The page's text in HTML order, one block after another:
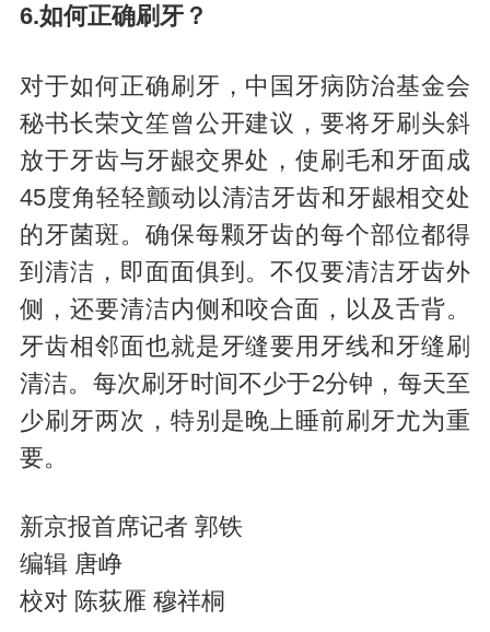
6.如何正确刷牙？
对于如何正确刷牙，中国牙病防治基金会
秘书长荣文笙曾公开建议，要将牙刷头斜
放于牙齿与牙龈交界处，使刷毛和牙面成
45度角轻轻颤动以清洁牙齿和牙龈相交处
的牙菌斑。确保每颗牙齿的每个部位都得
到清洁，即面面俱到。不仅要清洁牙齿外
侧，还要清洁内侧和咬合面，以及舌背。
牙齿相邻面也就是牙缝要用牙线和牙缝刷
清洁。每次刷牙时间不少于2分钟，每天至
少刷牙两次，特别是晚上睡前刷牙尤为重
要。
新京报首席记者 郭铁
编辑 唐峥
校对 陈荻雁 穆祥桐